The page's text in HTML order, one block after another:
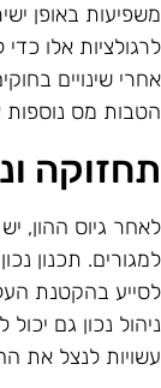
באופן
אלו
שינויים
מס נוספות
גיוס ההון, יש
תכנון
בהקטנת
נכון גם
לנצל את